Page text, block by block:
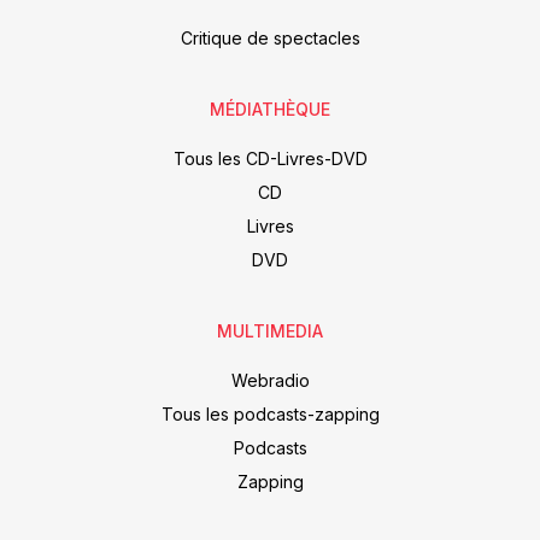
Critique de spectacles
MÉDIATHÈQUE
Tous les CD-Livres-DVD
CD
Livres
DVD
MULTIMEDIA
Webradio
Tous les podcasts-zapping
Podcasts
Zapping